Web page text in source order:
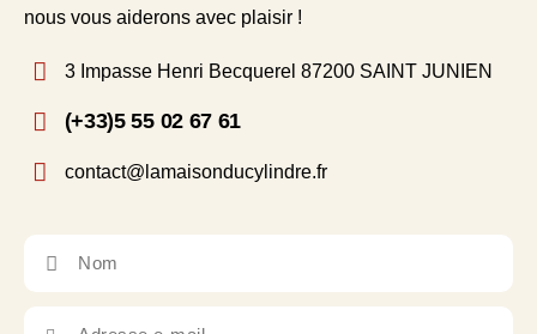
nous vous aiderons avec plaisir !
3 Impasse Henri Becquerel 87200 SAINT JUNIEN
(+33)5 55 02 67 61
contact@lamaisonducylindre.fr